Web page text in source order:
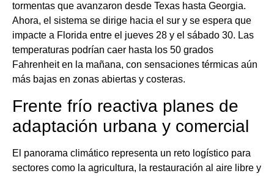
tormentas que avanzaron desde Texas hasta Georgia.
Ahora, el sistema se dirige hacia el sur y se espera que
impacte a Florida entre el jueves 28 y el sábado 30. Las
temperaturas podrían caer hasta los 50 grados
Fahrenheit en la mañana, con sensaciones térmicas aún
más bajas en zonas abiertas y costeras.
Frente frío reactiva planes de
adaptación urbana y comercial
El panorama climático representa un reto logístico para
sectores como la agricultura, la restauración al aire libre y